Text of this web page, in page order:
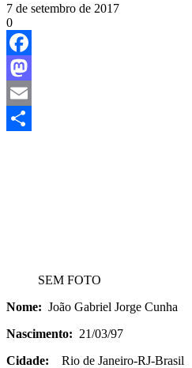
7 de setembro de 2017
0
Facebook
Mastodon
Email
SEM FOTO
Nome: João Gabriel
Nascimento: 21/03/97
Cidade: Rio de Janeiro-RJ-